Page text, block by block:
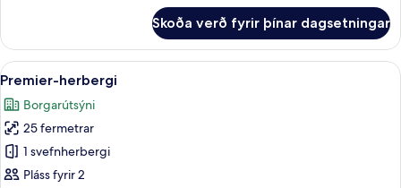
svíta
2
-
svalir
Skoða verð fyrir þínar dagsetningar
Skoða
allar
myndir
fyrir
Premier-
herbergi
Premier-herbergi | Rúmföt af bestu
6
Premier-herbergi
Borgarútsýni
25 fermetrar
1 svefnherbergi
Pláss fyrir 2